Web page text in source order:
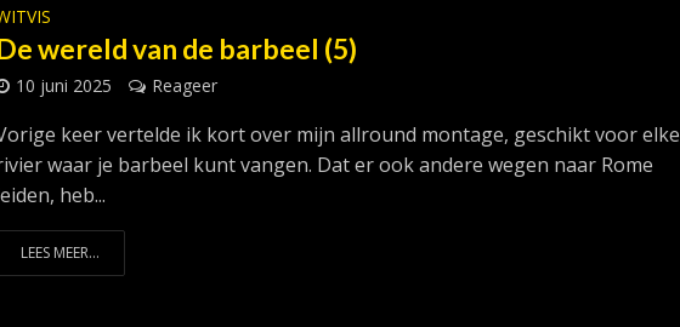
wereld van de barbeel (5)
10 juni 2025 Reageer
keer vertelde ik kort over mijn allround montage, geschikt voor elke
waar je barbeel kunt vangen. Dat er ook andere wegen naar Rome
heb...
LEES MEER...